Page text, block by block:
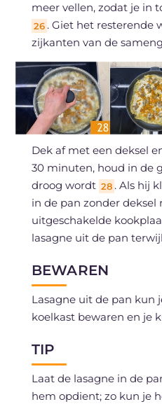
meer vellen, zodat je in
26 . Giet het resterende
zijkanten van de
Dek af met een deksel
30 minuten, houd in de
droog wordt 28 . Als hij
in de pan zonder deksel
uitgeschakelde
lasagne uit de pan
BEWAREN
Lasagne uit de pan kun
koelkast bewaren en je
TIP
Laat de lasagne in de
hem opdient; zo kun je